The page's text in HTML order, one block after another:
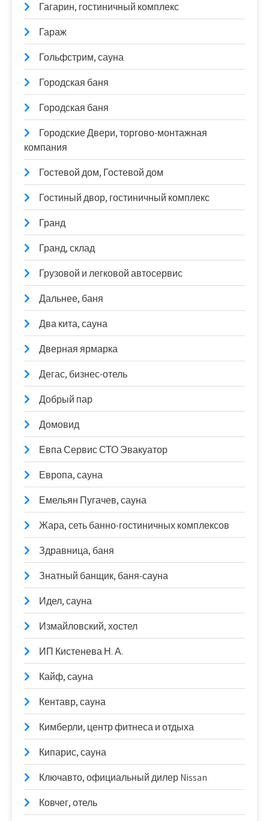
Гагарин, гостиничный комплекс
Гараж
Гольфстрим, сауна
Городская баня
Городская баня
Городские Двери, торгово-монтажная
компания
Гостевой дом, Гостевой дом
Гостиный двор, гостиничный комплекс
Гранд
Гранд, склад
Грузовой и легковой автосервис
Дальнее, баня
Два кита, сауна
Дверная ярмарка
Дегас, бизнес-отель
Добрый пар
Домовид
Евпа Сервис СТО Эвакуатор
Европа, сауна
Емельян Пугачев, сауна
Жара, сеть банно-гостиничных комплексов
Здравница, баня
Знатный банщик, баня-сауна
Идел, сауна
Измайловский, хостел
ИП Кистенева Н. А.
Кайф, сауна
Кентавр, сауна
Кимберли, центр фитнеса и отдыха
Кипарис, сауна
Ключавто, официальный дилер Nissan
Ковчег, отель